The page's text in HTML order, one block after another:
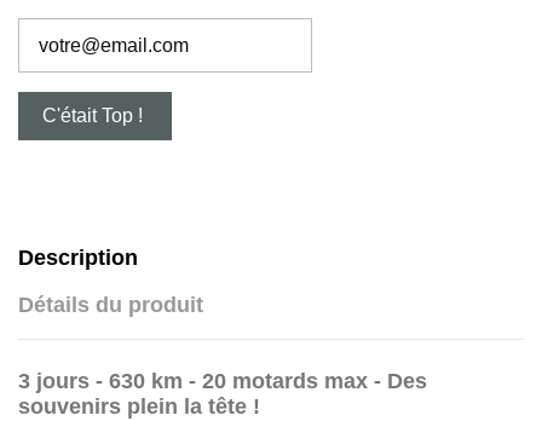
Description
Détails du produit
3 jours - 630 km - 20 motards max - Des
souvenirs plein la tête !